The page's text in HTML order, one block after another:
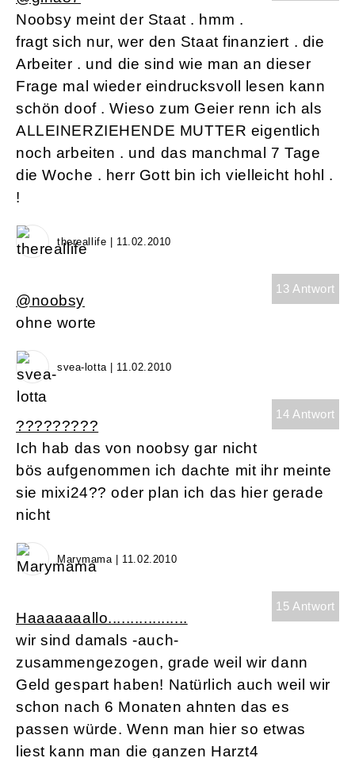
Noobsy meint der Staat . hmm .
fragt sich nur, wer den Staat finanziert . die
Arbeiter . und die sind wie man an dieser
Frage mal wieder eindrucksvoll lesen kann
schön doof . Wieso zum Geier renn ich als
ALLEINERZIEHENDE MUTTER eigentlich
noch arbeiten . und das manchmal 7 Tage
die Woche . herr Gott bin ich vielleicht hohl .
!
thereallife | 11.02.2010
13 Antwort
@noobsy
ohne worte
svea-lotta | 11.02.2010
14 Antwort
?????????
Ich hab das von noobsy gar nicht
bös aufgenommen ich dachte mit ihr meinte
sie mixi24?? oder plan ich das hier gerade
nicht
Marymama | 11.02.2010
15 Antwort
Haaaaaaallo..................
wir sind damals -auch-
zusammengezogen, grade weil wir dann
Geld gespart haben! Natürlich auch weil wir
schon nach 6 Monaten ahnten das es
passen würde. Wenn man hier so etwas
liest kann man die ganzen Harzt4